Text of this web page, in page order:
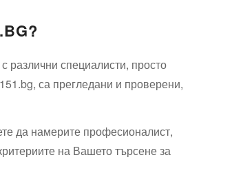
различни специалисти, просто
са прегледани и проверени,
да намерите професионалист,
на Вашето търсене за